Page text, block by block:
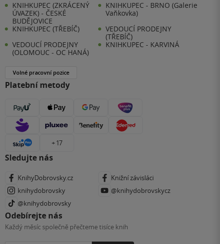
KNIHKUPEC (ZKRÁCENÝ
ÚVAZEK) - ČESKÉ
BUDĚJOVICE
KNIHKUPEC - BRNO (Galerie
Vaňkovka)
KNIHKUPEC (TŘEBÍČ)
VEDOUCÍ PRODEJNY
(TŘEBÍČ)
VEDOUCÍ PRODEJNY
(OLOMOUC - OC HANÁ)
KNIHKUPEC - KARVINÁ
Volné pracovní pozice
Platební metody
+ 17
Sledujte nás
KnihyDobrovsky.cz
Knižní závisláci
knihydobrovsky
@knihydobrovskycz
@knihydobrovsky
Odebírejte nás
Každý měsíc společně přečteme tisíce knih